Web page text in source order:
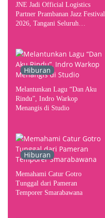
JNE Jadi Official Logistics
Partner Prambanan Jazz Festival
2026, Tangani Seluruh
Hiburan
Melantunkan Lagu “Dan Aku
Rindu”, Indro Warkop
Menangis di Studio
Hiburan
Memahami Catur Gotro
Tunggal dari Pameran
Temporer Smarabawana